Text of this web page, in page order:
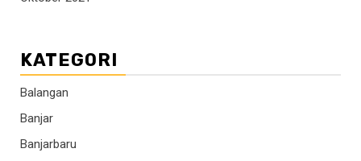
KATEGORI
Balangan
Banjar
Banjarbaru